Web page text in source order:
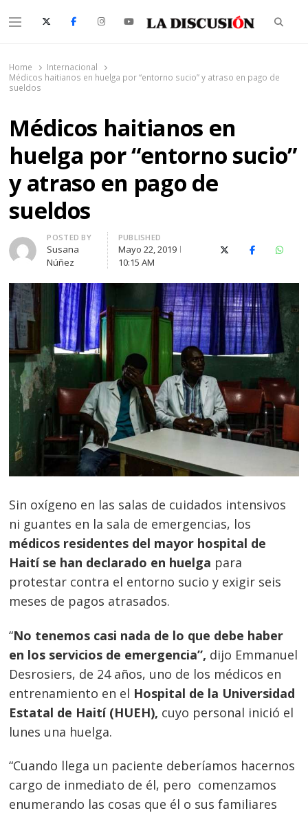
Menu
Home
Internacional
Médicos haitianos en huelga por “entorno sucio” y atraso en pago de
sueldos
Médicos haitianos en
huelga por “entorno sucio”
y atraso en pago de
sueldos
Author
POSTED BY
Susana
Núñez
PUBLISHED
Mayo 22, 2019
10:15 AM
X (Twitter)Facebook
Sin oxígeno en las salas de cuidados intensivos
ni guantes en la sala de emergencias, los
médicos residentes del mayor hospital de
Haití se han declarado en huelga para
protestar contra el entorno sucio y exigir seis
meses de pagos atrasados.
“No tenemos casi nada de lo que debe haber
en los servicios de emergencia”, dijo Emmanuel
Desrosiers, de 24 años, uno de los médicos en
entrenamiento en el Hospital de la Universidad
Estatal de Haití (HUEH), cuyo personal inició el
lunes una huelga.
“Cuando llega un paciente deberíamos hacernos
cargo de inmediato de él, pero comenzamos
enumerando las cosas que él o sus familiares